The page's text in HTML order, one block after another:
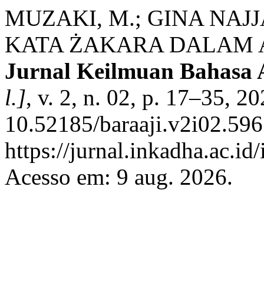
MUZAKI, M.; GINA
KATA ŻAKARA DALAM
Jurnal Keilmuan Bahasa
l.], v. 2, n. 02, p. 17–35,
10.52185/
https://
Acesso em: 9 aug. 2026.